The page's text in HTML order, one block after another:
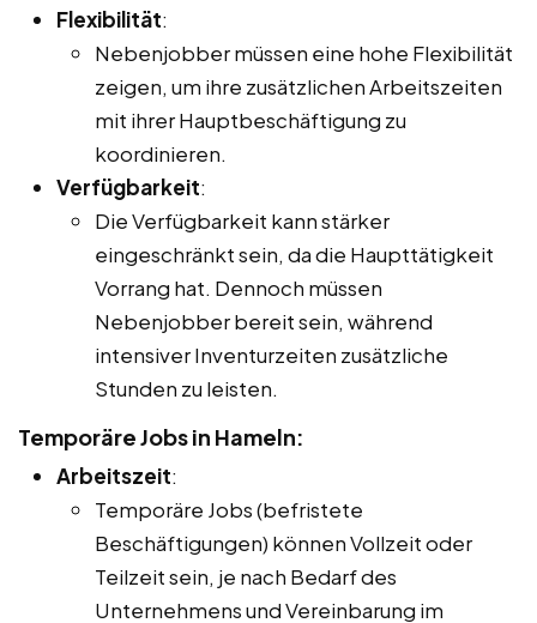
Flexibilität:
Nebenjobber müssen eine hohe Flexibilität
zeigen, um ihre zusätzlichen Arbeitszeiten
mit ihrer Hauptbeschäftigung zu
koordinieren.
Verfügbarkeit:
Die Verfügbarkeit kann stärker
eingeschränkt sein, da die Haupttätigkeit
Vorrang hat. Dennoch müssen
Nebenjobber bereit sein, während
intensiver Inventurzeiten zusätzliche
Stunden zu leisten.
Temporäre Jobs in Hameln:
Arbeitszeit:
Temporäre Jobs (befristete
Beschäftigungen) können Vollzeit oder
Teilzeit sein, je nach Bedarf des
Unternehmens und Vereinbarung im